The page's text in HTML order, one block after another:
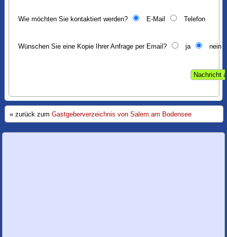
Wie möchten Sie kontaktiert werden? E-Mail Telefon
Wünschen Sie eine Kopie Ihrer Anfrage per Email? ja nein
« zurück zum Gastgeberverzeichnis von Salem am Bodensee